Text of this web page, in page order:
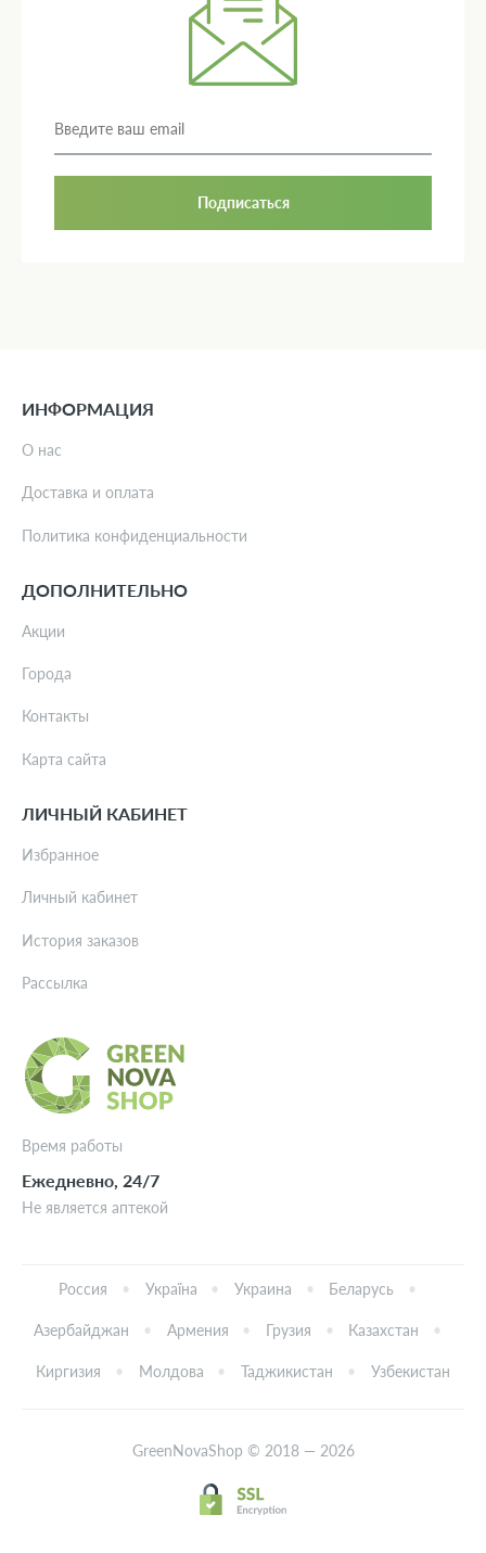
Подписаться
Время работы
Ежедневно, 24/7
Не является аптекой
ИНФОРМАЦИЯ
О нас
Доставка и оплата
Политика конфиденциальности
ДОПОЛНИТЕЛЬНО
Акции
Города
Контакты
Карта сайта
ЛИЧНЫЙ КАБИНЕТ
Избранное
Личный кабинет
История заказов
Рассылка
Россия Україна Украина Беларусь
Азербайджан Армения Грузия Казахстан
Киргизия Молдова Таджикистан Узбекистан
GreenNovaShop © 2018 — 2026